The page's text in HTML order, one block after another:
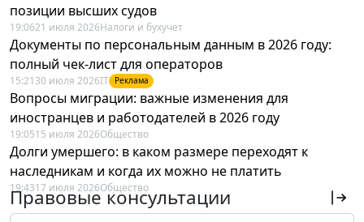
позиции высших судов
19:0621 июля 2026Налоги и бухучет
Документы по персональным данным в 2026 году:
полный чек-лист для операторов
15:21 30 июля 2026IT Реклама
Вопросы миграции: важные изменения для
иностранцев и работодателей в 2026 году
19:0515 июля 2026Общество
Долги умершего: в каком размере переходят к
наследникам и когда их можно не платить
19:4317 июля 2026Общество
Правовые консультации